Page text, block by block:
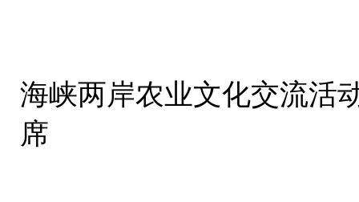
海峡两岸农业文化交流活
席